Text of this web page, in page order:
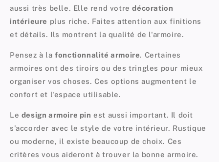
aussi très belle. Elle rend votredécoration
intérieure plus riche. Faites attention aux finitions
et détails. Ils montrent la qualité de l'armoire.
Pensez à lafonctionnalité armoire. Certaines
armoires ont des tiroirs ou des tringles pour mieux
organiser vos choses. Ces options augmentent le
confort et l'espace utilisable.
Le design armoire pin est aussi important. Il doit
s'accorder avec le style de votre intérieur. Rustique
ou moderne, il existe beaucoup de choix. Ces
critères vous aideront à trouver la bonne armoire.